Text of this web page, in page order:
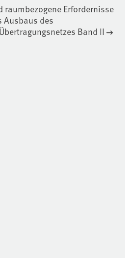
raumbezogene Erfordernisse
Ausbaus des
Band II